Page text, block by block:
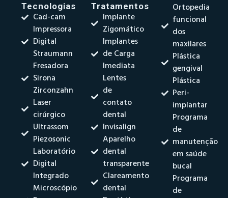
Tecnologias
Cad-cam
Impressora
Digital
Straumann
Fresadora
Sirona
Zirconzahn
Laser
cirúrgico
Ultrassom
Piezosonic
Laboratório
Digital
Integrado
Microscópio
Tratamentos
Implante
Zigomático
Implantes
de Carga
Imediata
Lentes
de
contato
dental
Invisalign
Aparelho
dental
transparente
Clareamento
dental
Ortopedia
funcional
dos
maxilares
Plástica
gengival
Plástica
Peri-
implantar
Programa
de
manutenção
em saúde
bucal
Programa
de